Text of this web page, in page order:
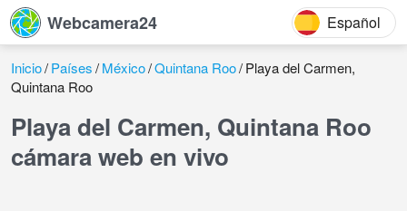
Webcamera24 Español
Inicio Países México Quintana Roo Playa del Carmen,
Quintana Roo
Playa del Carmen, Quintana Roo
cámara web en vivo